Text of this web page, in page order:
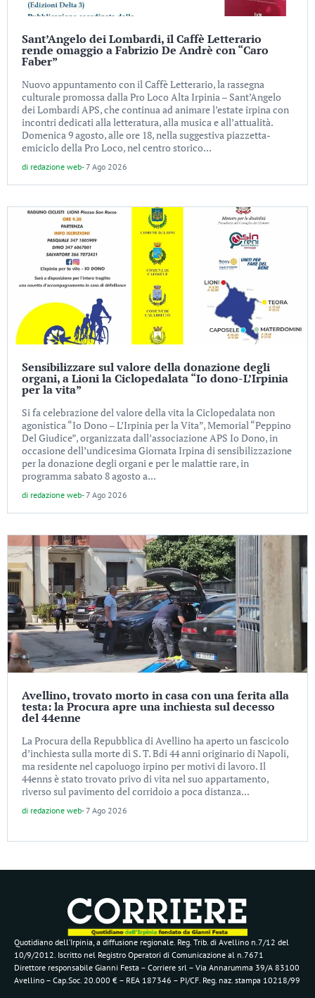
Sant’Angelo dei Lombardi, il Caffè Letterario
rende omaggio a Fabrizio De Andrè con “Caro
Faber”
Nuovo appuntamento con il Caffè Letterario, la rassegna
culturale promossa dalla Pro Loco Alta Irpinia – Sant’Angelo
dei Lombardi APS, che continua ad animare l’estate irpina con
incontri dedicati alla letteratura, alla musica e all’attualità.
Domenica 9 agosto, alle ore 18, nella suggestiva piazzetta-
emiciclo della Pro Loco, nel centro storico...
di redazione web-7 Ago 2026
Sensibilizzare sul valore della donazione degli
organi, a Lioni la Ciclopedalata “Io dono-L’Irpinia
per la vita”
Si fa celebrazione del valore della vita la Ciclopedalata non
agonistica “Io Dono – L’Irpinia per la Vita”, Memorial “Peppino
Del Giudice”, organizzata dall’associazione APS Io Dono, in
occasione dell’undicesima Giornata Irpina di sensibilizzazione
per la donazione degli organi e per le malattie rare, in
programma sabato 8 agosto a...
di redazione web-7 Ago 2026
Avellino, trovato morto in casa con una ferita alla
testa: la Procura apre una inchiesta sul decesso
del 44enne
La Procura della Repubblica di Avellino ha aperto un fascicolo
d’inchiesta sulla morte di S. T. Bdi 44 anni originario di Napoli,
ma residente nel capoluogo irpino per motivi di lavoro. Il
44enns è stato trovato privo di vita nel suo appartamento,
riverso sul pavimento del corridoio a poca distanza...
di redazione web-7 Ago 2026
Quotidiano dell’Irpinia, a diffusione regionale. Reg. Trib. di Avellino n.7/12 del
10/9/2012. Iscritto nel Registro Operatori di Comunicazione al n.7671
Direttore responsabile Gianni Festa – Corriere srl – Via Annarumma 39/A 83100
Avellino – Cap.Soc. 20.000 € – REA 187346 – PI/CF. Reg. naz. stampa 10218/99